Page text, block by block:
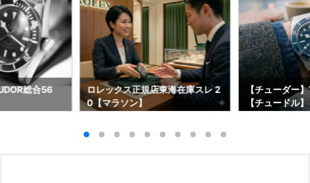
総合56
ロレックス正規店東海在庫スレ 2
0【マラソン】
【チューダー
【チュードル】